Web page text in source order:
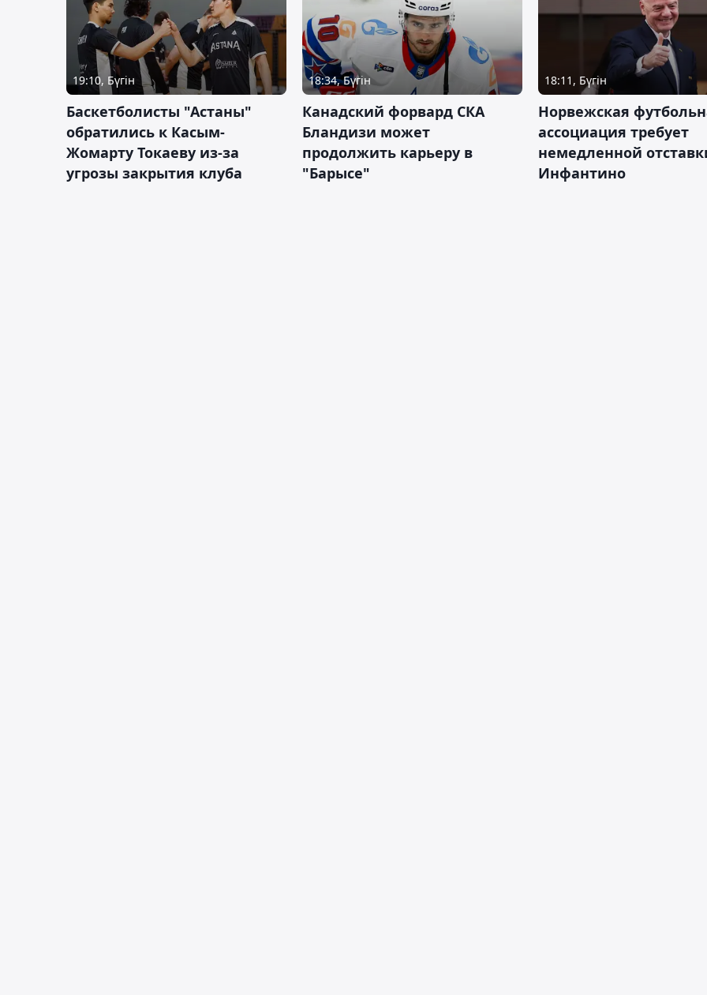
19:10, Бүгін
Баскетболисты "Астаны"
обратились к Касым-
Жомарту Токаеву из-за
угрозы закрытия клуба
18:34, Бүгін
Канадский форвард СКА
Бландизи может
продолжить карьеру в
"Барысе"
18:11, Бүгін
Норвежская
ассоциация требует
немедленной
Инфантино